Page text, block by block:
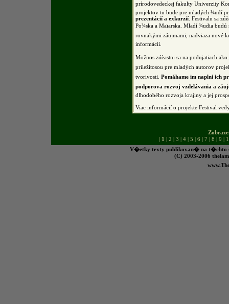
prírodovedeckej fakulty Univerzity
projektov tu bude pre mladých ¾udí
prezentácií a exkurzií . Festivalu sa
Po¾ska a Maïarska. Mladí ¾udia budú
rovnakými záujmami, nadviaza nové
informácií.
Možnos zúèastni sa na podujatiach
príležitosou pre mladých autorov
tvorivosti. Pomáhame im naplni ich
podporova rozvoj vzdelávania a
dlhodobého rozvoja krajiny a jej
Viac informácií o projekte Festival
| 1 | 2 | 3 | 4| 5 | 6| 7 | 8 | 9 |
V�etky texty publikovan� na t�chto
(C) 2003-2006